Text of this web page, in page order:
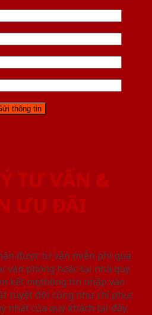
TƯ VẤN &
ƯU ĐÃI
được tư vấn miễn phí qua
văn phòng hoặc tại nhà quý
kết mọi thông tin nhập vào
tuyệt đối cũng như chỉ phục
nhất của quý khách tại đây.